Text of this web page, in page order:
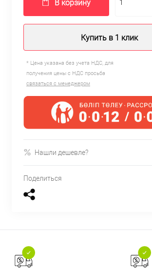
В корзину
Купить в 1 клик
* Цена указана без учета НДС, для
получения цены с НДС просьба
связаться с менеджером
Нашли дешевле?
Поделиться